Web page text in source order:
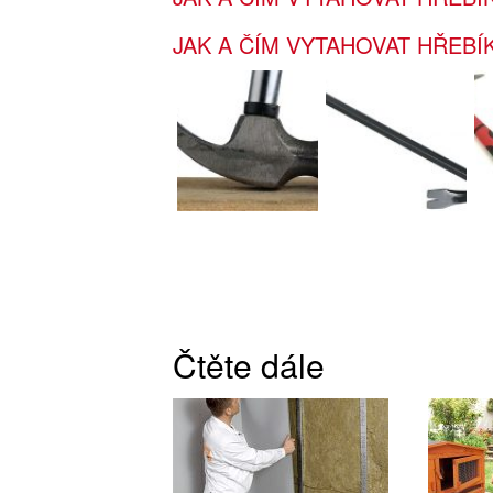
JAK A ČÍM VYTAHOVAT
Čtěte dále